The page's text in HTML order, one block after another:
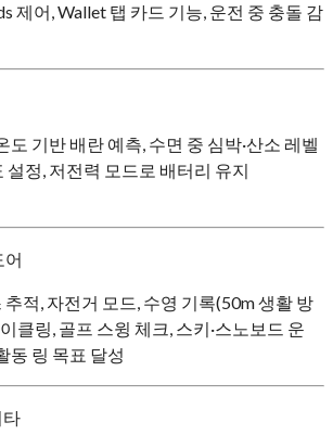
제어, Wallet 탭 카드 기능, 운전 중 충돌 감
도 기반 배란 예측, 수면 중 심박·산소 레벨
설정, 저전력 모드로 배터리 유지
어
추적, 자전거 모드, 수영 기록(50m 생활 방
클링, 골프 스윙 체크, 스키·스노보드 운
동 링 목표 달성
타